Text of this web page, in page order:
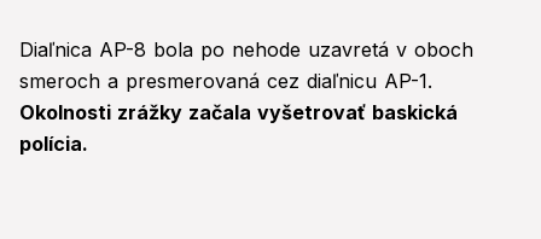
Diaľnica AP-8 bola po nehode uzavretá v oboch
smeroch a presmerovaná cez diaľnicu AP-1.
Okolnosti zrážky začala vyšetrovať baskická
polícia.